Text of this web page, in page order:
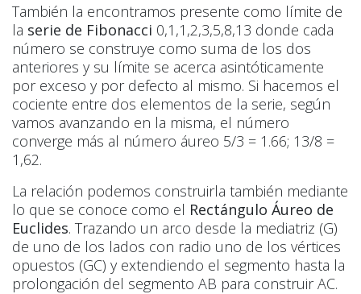
También la encontramos presente como límite de
la serie de Fibonacci 0,1,1,2,3,5,8,13 donde cada
número se construye como suma de los dos
anteriores y su límite se acerca asintóticamente
por exceso y por defecto al mismo. Si hacemos el
cociente entre dos elementos de la serie, según
vamos avanzando en la misma, el número
converge más al número áureo 5/3 = 1.66; 13/8 =
1,62.
La relación podemos construirla también mediante
lo que se conoce como el Rectángulo Áureo de
Euclides. Trazando un arco desde la mediatriz (G)
de uno de los lados con radio uno de los vértices
opuestos (GC) y extendiendo el segmento hasta la
prolongación del segmento AB para construir AC.